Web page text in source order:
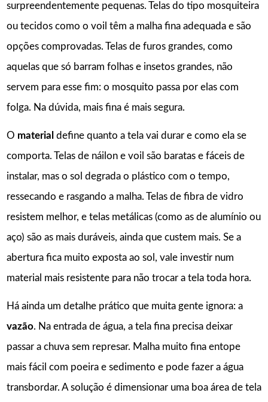
surpreendentemente pequenas. Telas do tipo mosquiteira
ou tecidos como o voil têm a malha fina adequada e são
opções comprovadas. Telas de furos grandes, como
aquelas que só barram folhas e insetos grandes, não
servem para esse fim: o mosquito passa por elas com
folga. Na dúvida, mais fina é mais segura.
O material define quanto a tela vai durar e como ela se
comporta. Telas de náilon e voil são baratas e fáceis de
instalar, mas o sol degrada o plástico com o tempo,
ressecando e rasgando a malha. Telas de fibra de vidro
resistem melhor, e telas metálicas (como as de alumínio ou
aço) são as mais duráveis, ainda que custem mais. Se a
abertura fica muito exposta ao sol, vale investir num
material mais resistente para não trocar a tela toda hora.
Há ainda um detalhe prático que muita gente ignora: a
vazão. Na entrada de água, a tela fina precisa deixar
passar a chuva sem represar. Malha muito fina entope
mais fácil com poeira e sedimento e pode fazer a água
transbordar. A solução é dimensionar uma boa área de tela